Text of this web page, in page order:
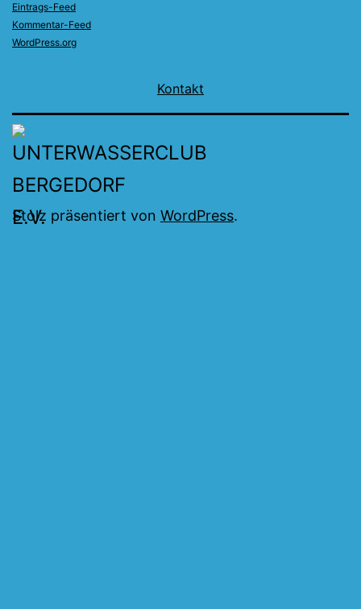
Eintrags-Feed
Kommentar-Feed
WordPress.org
Kontakt
Stolz präsentiert von WordPress.